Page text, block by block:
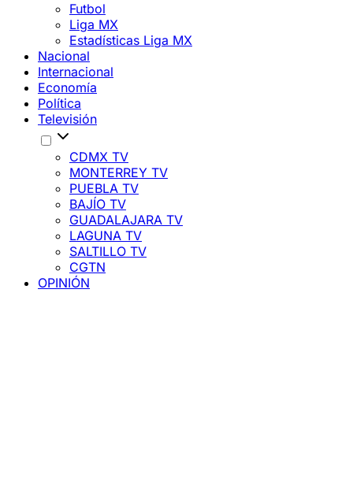
Futbol
Liga MX
Estadísticas Liga MX
Nacional
Internacional
Economía
Política
Televisión
CDMX TV
MONTERREY TV
PUEBLA TV
BAJÍO TV
GUADALAJARA TV
LAGUNA TV
SALTILLO TV
CGTN
OPINIÓN